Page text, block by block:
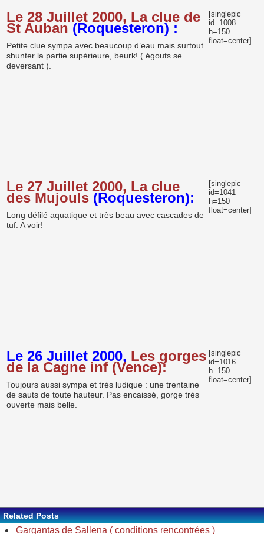
Le 28 Juillet 2000, La clue de
St Auban (Roquesteron) :
Petite clue sympa avec beaucoup d’eau mais surtout
shunter la partie supérieure, beurk! ( égouts se
deversant ).
[singlepic
id=1008
h=150
float=center]
Le 27 Juillet 2000, La clue
des Mujouls (Roquesteron):
Long défilé aquatique et très beau avec cascades de
tuf. A voir!
[singlepic
id=1041
h=150
float=center]
Le 26 Juillet 2000, Les gorges
de la Cagne inf (Vence):
Toujours aussi sympa et très ludique : une trentaine
de sauts de toute hauteur. Pas encaissé, gorge très
ouverte mais belle.
[singlepic
id=1016
h=150
float=center]
Related Posts
Gargantas de Sallena ( conditions rencontrées )